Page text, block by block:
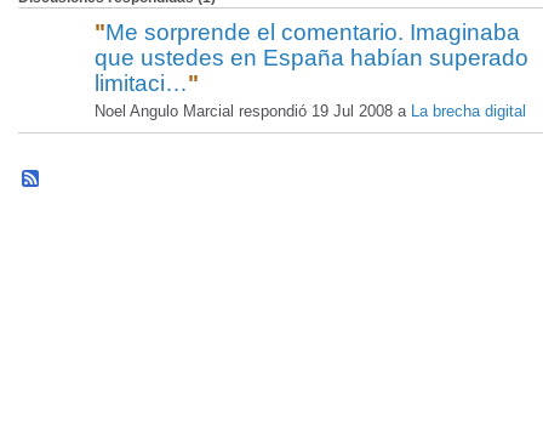
"Me sorprende el comentario. Imaginaba
que ustedes en España habían superado
limitaci…"
Noel Angulo Marcial respondió 19 Jul 2008 a La brecha digital